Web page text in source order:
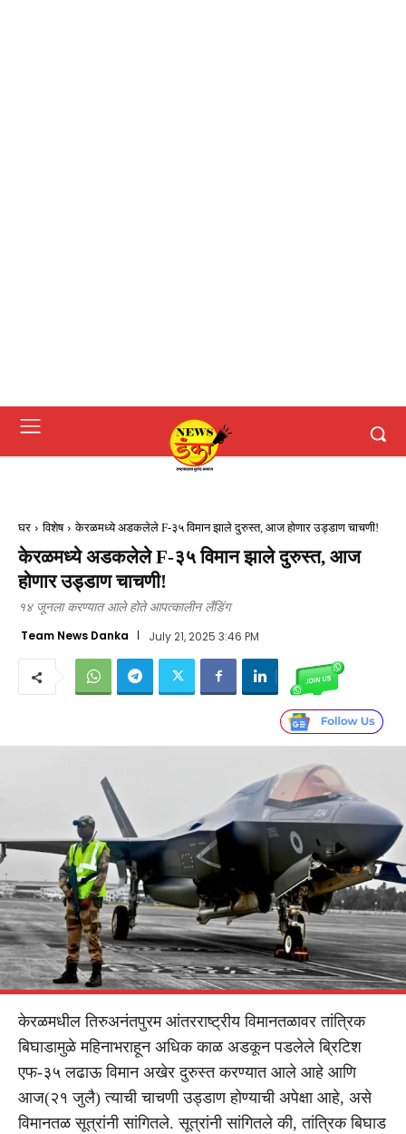
घर विशेष केरळमध्ये अडकलेले F-३५ विमान झाले दुरुस्त, आज होणार उड्डाण चाचणी!
केरळमध्ये अडकलेले F-३५ विमान झाले दुरुस्त, आज
होणार उड्डाण चाचणी!
१४ जूनला करण्यात आले होते आपत्कालीन लँडिंग
Team News Danka July 21, 2025 3:46 PM
केरळमधील तिरुअनंतपुरम आंतरराष्ट्रीय विमानतळावर तांत्रिक
बिघाडामुळे महिनाभराहून अधिक काळ अडकून पडलेले ब्रिटिश
एफ-३५ लढाऊ विमान अखेर दुरुस्त करण्यात आले आहे आणि
आज(२१ जुलै) त्याची चाचणी उड्डाण होण्याची अपेक्षा आहे, असे
विमानतळ सूत्रांनी सांगितले. सूत्रांनी सांगितले की, तांत्रिक बिघाड